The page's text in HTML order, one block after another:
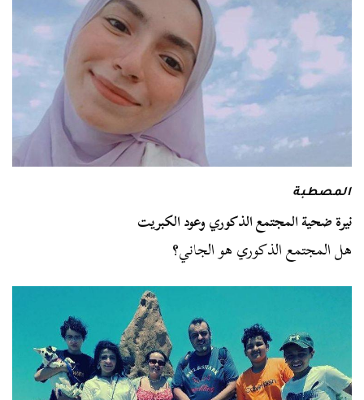
المصطبة
نيرة ضحية المجتمع الذكوري وعود الكبريت
هل المجتمع الذكوري هو الجاني؟